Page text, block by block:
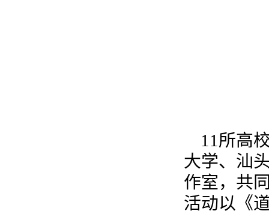
11所高
大学、汕
作室，共
活动以《